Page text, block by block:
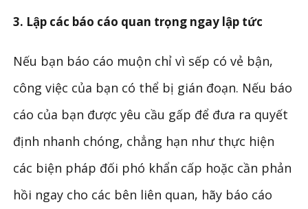
3. Lập các báo cáo quan trọng ngay lập tức
Nếu bạn báo cáo muộn chỉ vì sếp có vẻ bận,
công việc của bạn có thể bị gián đoạn. Nếu báo
cáo của bạn được yêu cầu gấp để đưa ra quyết
định nhanh chóng, chẳng hạn như thực hiện
các biện pháp đối phó khẩn cấp hoặc cần phản
hồi ngay cho các bên liên quan, hãy báo cáo